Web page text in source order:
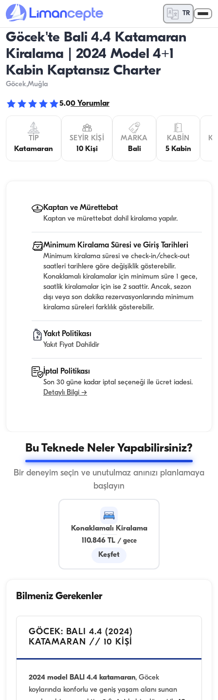
TR
Göcek'te Bali 4.4 Katamaran
Kiralama | 2024 Model 4+1
Kabin Kaptansız Charter
Göcek,Muğla
5.00 Yorumlar
TIP
Katamaran
SEYIR KIŞI
10 Kişi
MARKA
Bali
KABIN
5 Kabin
Kaptan ve Mürettebat
Kaptan ve mürettebat dahil kiralama yapılır.
Minimum Kiralama Süresi ve Giriş Tarihleri
Minimum kiralama süresi ve check-in/check-out
saatleri tarihlere göre değişiklik gösterebilir.
Konaklamalı kiralamalar için minimum süre 1 gece,
saatlik kiralamalar için ise 2 saattir. Ancak, sezon
dışı veya son dakika rezervasyonlarında minimum
kiralama süreleri farklılık gösterebilir.
Yakıt Politikası
Yakıt Fiyat Dahildir
İptal Politikası
Son 30 güne kadar iptal seçeneği ile ücret iadesi.
Detaylı Bilgi →
Bu Teknede Neler Yapabilirsiniz?
Bir deneyim seçin ve unutulmaz anınızı planlamaya
başlayın
Konaklamalı Kiralama
110.846 TL/ gece
Keşfet
Bilmeniz Gerekenler
GÖCEK: BALI 4.4 (2024)
KATAMARAN // 10 KİŞİ
2024 model BALI 4.4 katamaran, Göcek
koylarında konforlu ve geniş yaşam alanı sunan